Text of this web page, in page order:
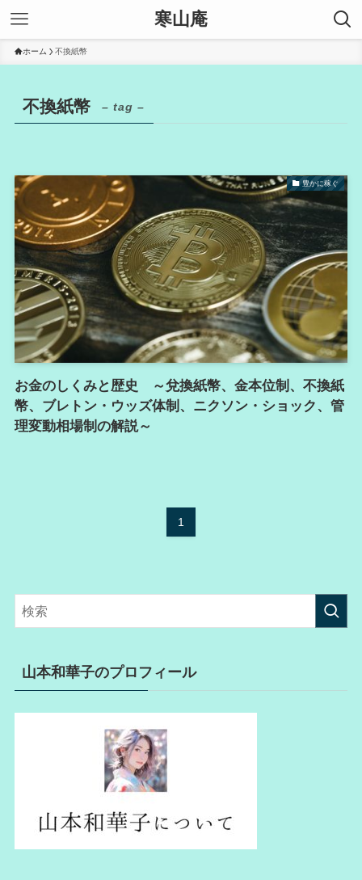
寒山庵
ホーム 不換紙幣
不換紙幣 – tag –
豊かに稼ぐ
お金のしくみと歴史 ～兌換紙幣、金本位制、不換紙
幣、ブレトン・ウッズ体制、ニクソン・ショック、管
理変動相場制の解説～
1
山本和華子のプロフィール